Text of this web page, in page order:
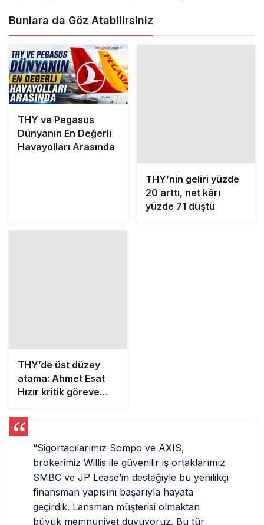
Bunlara da Göz Atabilirsiniz
THY ve Pegasus
Dünyanın En Değerli
Havayolları Arasında
SMBC ve JP Lease’in desteğiyle bu yenilikçi
finansman yapısını başarıyla hayata
geçirdik. Lansman müşterisi olmaktan
çözümler sayesindefilo büyüme
esnekliğimizide güçlendiriyoruz.”
Küresel Paydaşlardan THY’ye Övgü